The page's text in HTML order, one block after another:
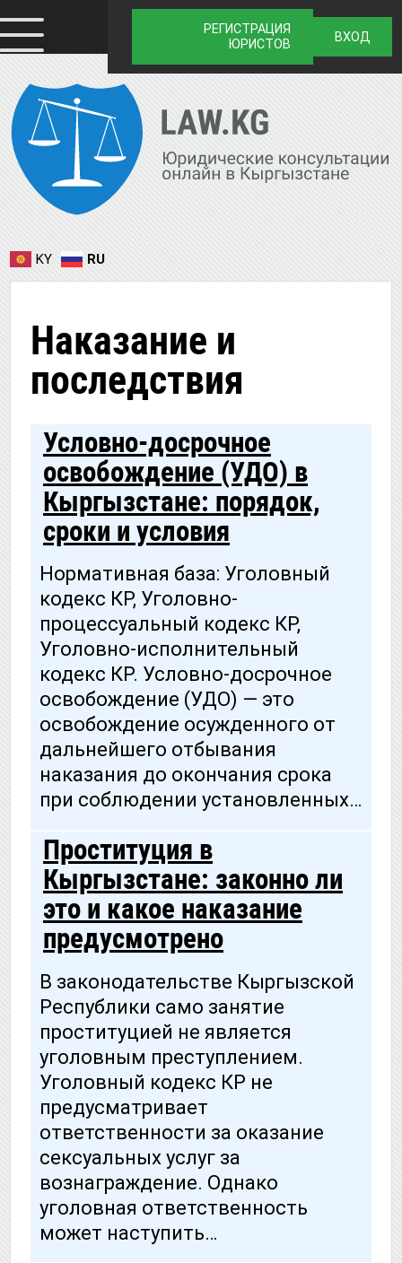
РЕГИСТРАЦИЯ
ЮРИСТОВ
ВХОД
KY RU
Наказание и
последствия
Условно-досрочное
освобождение (УДО) в
Кыргызстане: порядок,
сроки и условия
Нормативная база: Уголовный
кодекс КР, Уголовно-
процессуальный кодекс КР,
Уголовно-исполнительный
кодекс КР. Условно-досрочное
освобождение (УДО) — это
освобождение осужденного от
дальнейшего отбывания
наказания до окончания срока
при соблюдении установленных…
Проституция в
Кыргызстане: законно ли
это и какое наказание
предусмотрено
В законодательстве Кыргызской
Республики само занятие
проституцией не является
уголовным преступлением.
Уголовный кодекс КР не
предусматривает
ответственности за оказание
сексуальных услуг за
вознаграждение. Однако
уголовная ответственность
может наступить…